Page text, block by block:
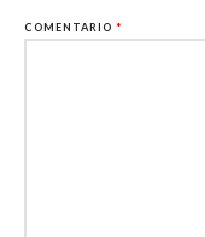
COMENTARIO *